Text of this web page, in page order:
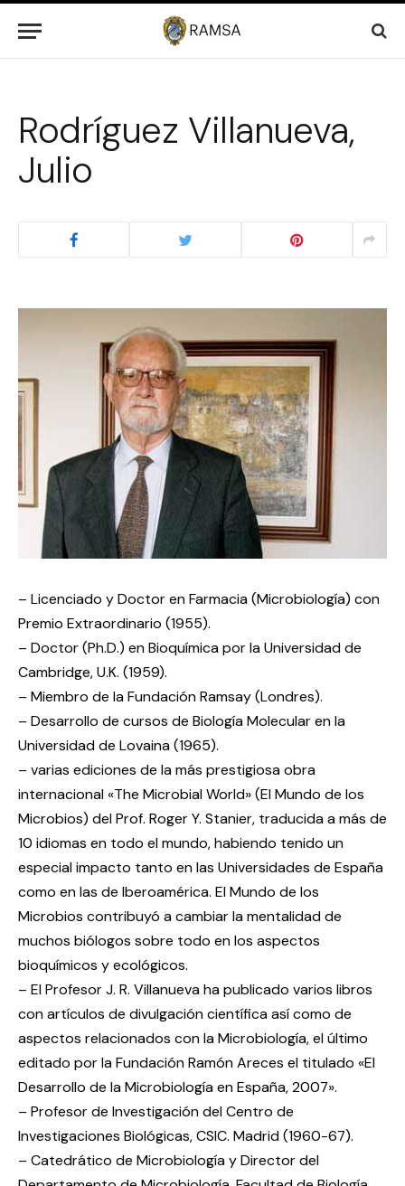
Rodríguez Villanueva,
Julio
– Licenciado y Doctor en Farmacia (Microbiología) con
Premio Extraordinario (1955).
– Doctor (Ph.D.) en Bioquímica por la Universidad de
Cambridge, U.K. (1959).
– Miembro de la Fundación Ramsay (Londres).
– Desarrollo de cursos de Biología Molecular en la
Universidad de Lovaina (1965).
– varias ediciones de la más prestigiosa obra
internacional «The Microbial World» (El Mundo de los
Microbios) del Prof. Roger Y. Stanier, traducida a más de
10 idiomas en todo el mundo, habiendo tenido un
especial impacto tanto en las Universidades de España
como en las de Iberoamérica. El Mundo de los
Microbios contribuyó a cambiar la mentalidad de
muchos biólogos sobre todo en los aspectos
bioquímicos y ecológicos.
– El Profesor J. R. Villanueva ha publicado varios libros
con artículos de divulgación científica así como de
aspectos relacionados con la Microbiología, el último
editado por la Fundación Ramón Areces el titulado «El
Desarrollo de la Microbiología en España, 2007».
– Profesor de Investigación del Centro de
Investigaciones Biológicas, CSIC. Madrid (1960-67).
– Catedrático de Microbiología y Director del